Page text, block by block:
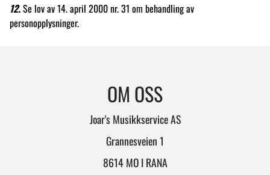
12.Se lov av 14. april 2000 nr. 31 om behandling av
personopplysninger.
OM OSS
Joar's Musikkservice AS
Grannesveien 1
8614 MO I RANA